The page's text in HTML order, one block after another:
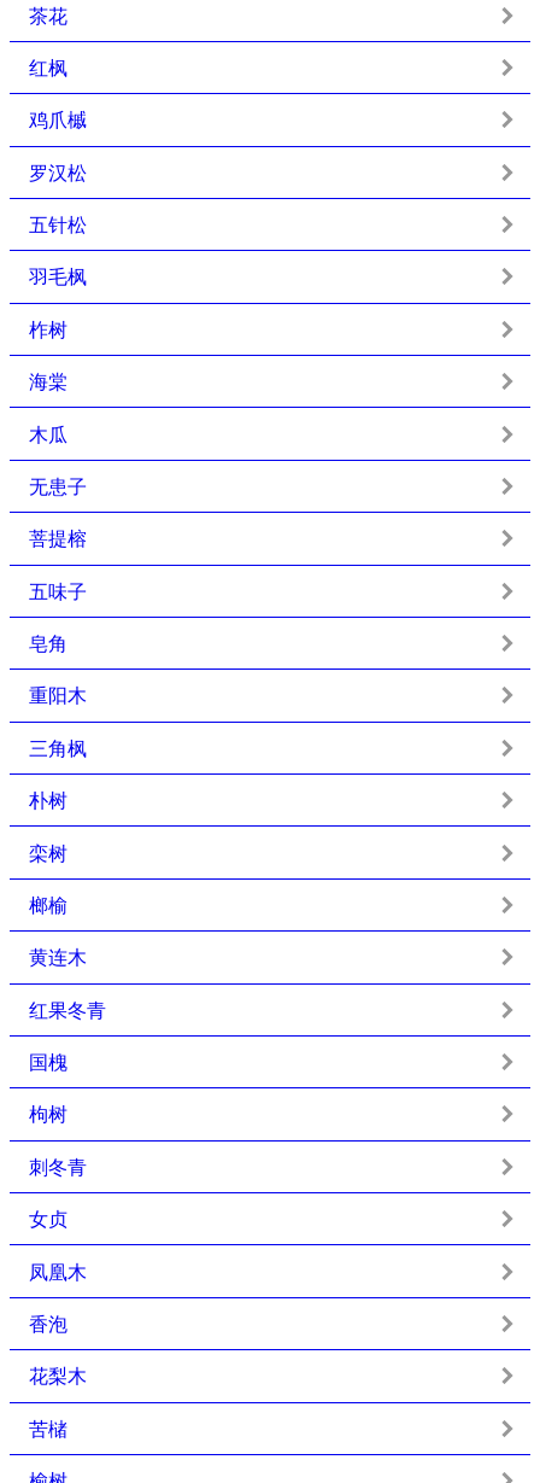
茶花
红枫
鸡爪槭
罗汉松
五针松
羽毛枫
柞树
海棠
木瓜
无患子
菩提榕
五味子
皂角
重阳木
三角枫
朴树
栾树
榔榆
黄连木
红果冬青
国槐
枸树
刺冬青
女贞
凤凰木
香泡
花梨木
苦槠